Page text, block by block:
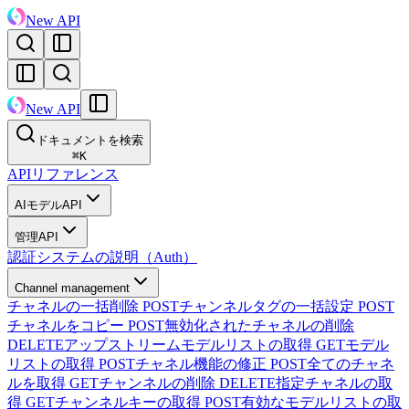
New API
New API
ドキュメントを検索
⌘K
APIリファレンス
AIモデルAPI
管理API
認証システムの説明（Auth）
Channel management
チャネルの一括削除 POSTチャンネルタグの一括設定 POST
チャネルをコピー POST無効化されたチャネルの削除
DELETEアップストリームモデルリストの取得 GETモデル
リストの取得 POSTチャネル機能の修正 POST全てのチャネ
ルを取得 GETチャンネルの削除 DELETE指定チャネルの取
得 GETチャンネルキーの取得 POST有効なモデルリストの取